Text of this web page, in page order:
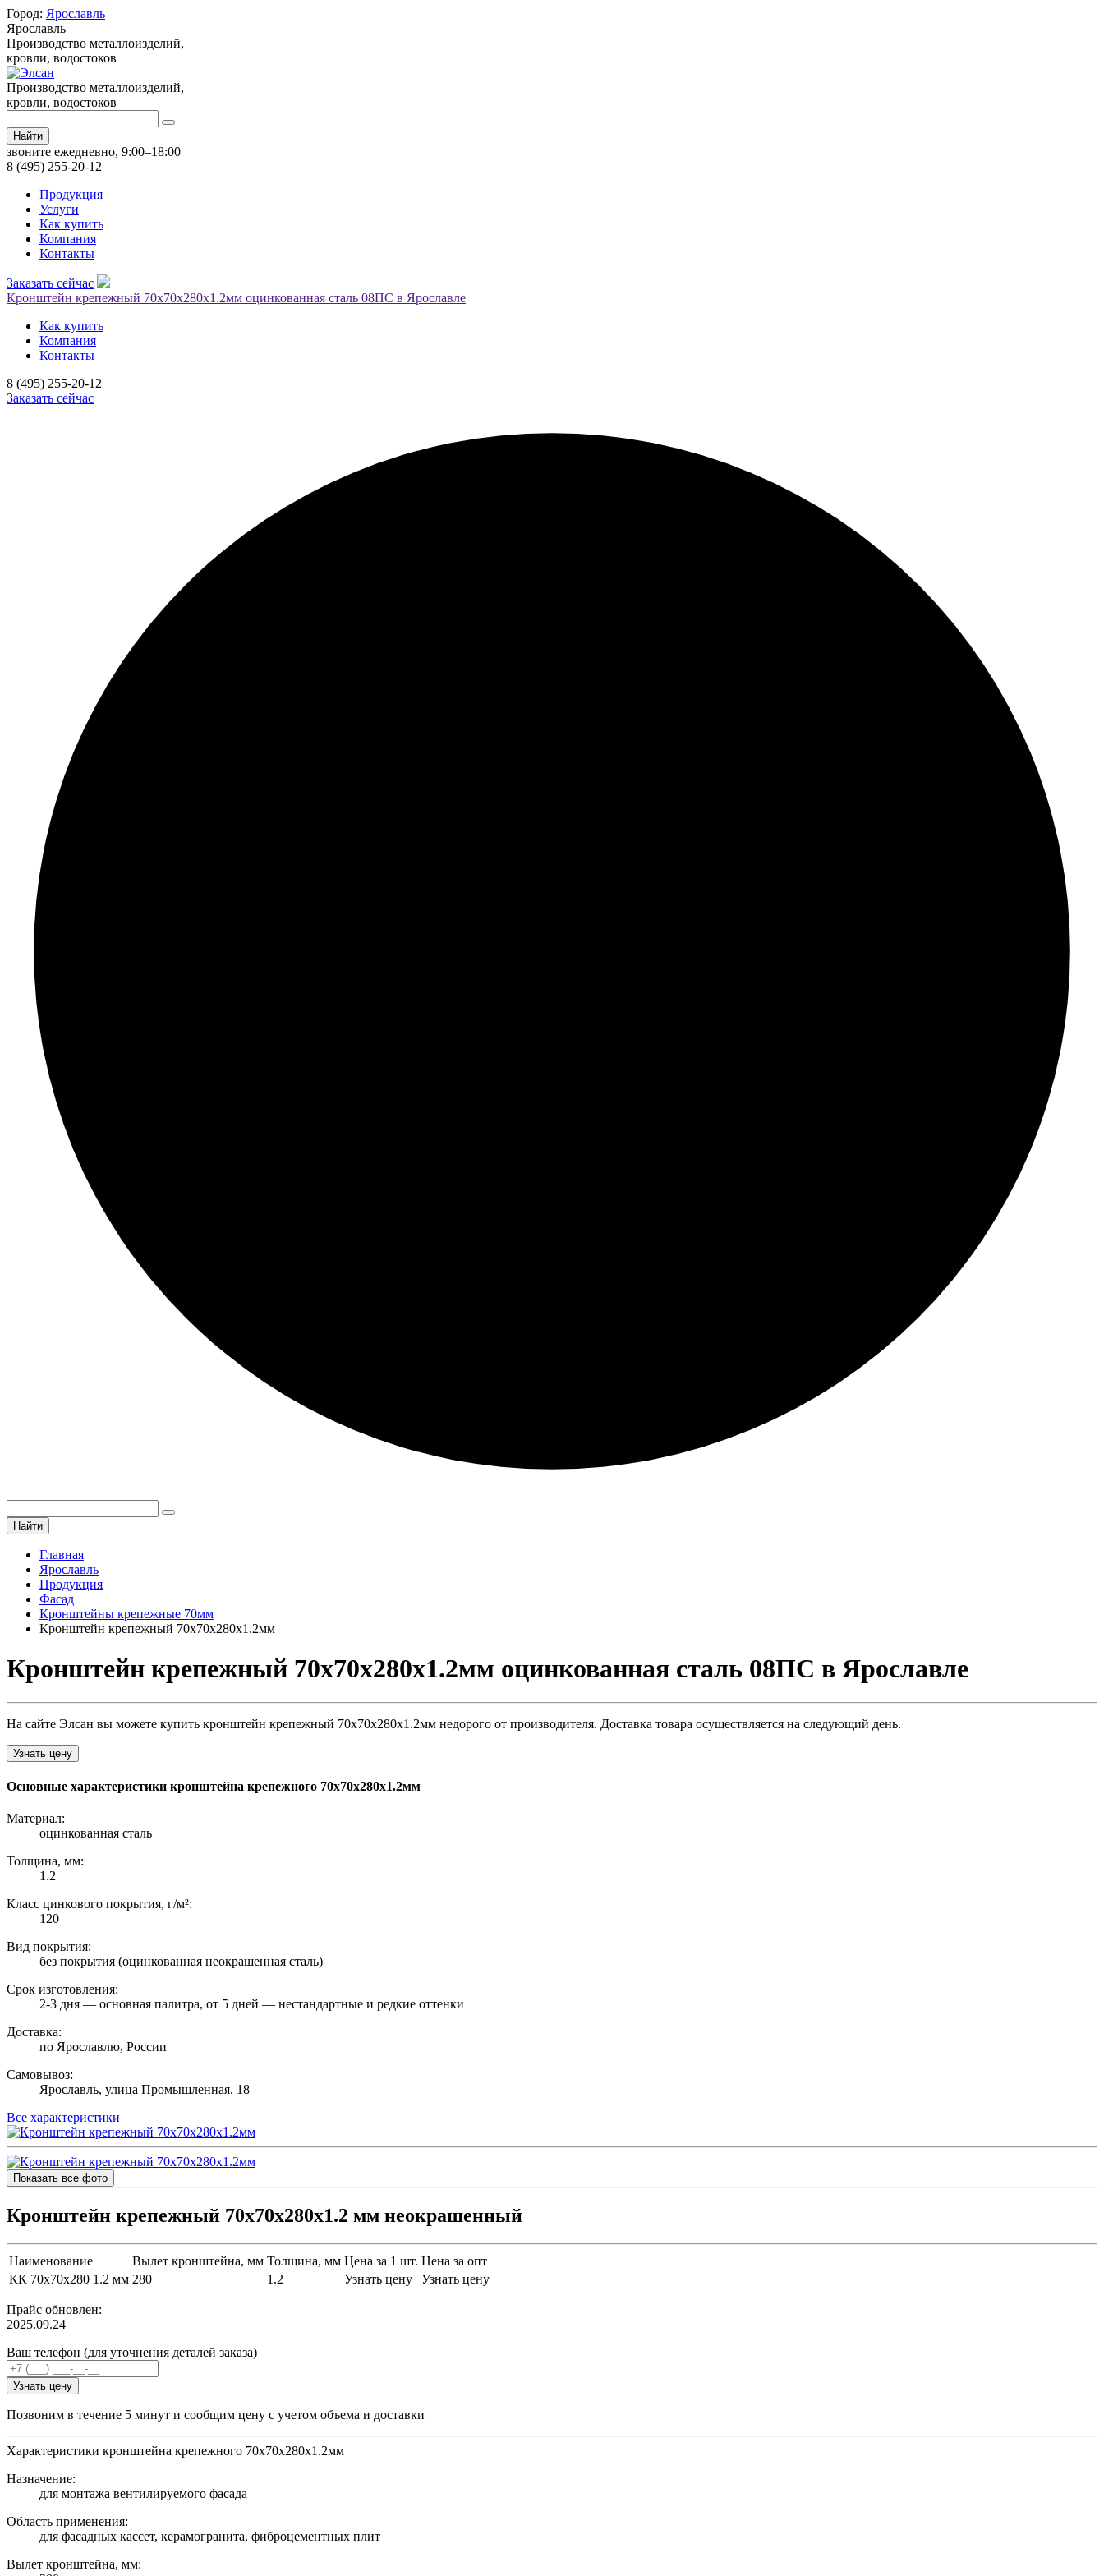
Город: Ярославль
Ярославль
Производство металлоизделий,
кровли, водостоков
Производство металлоизделий,
кровли, водостоков
Найти
звоните ежедневно, 9:00–18:00
8 (495) 255-20-12
Продукция
Услуги
Как купить
Компания
Контакты
Заказать сейчас
Кронштейн крепежный 70х70х280х1.2мм оцинкованная сталь 08ПС в Ярославле
Как купить
Компания
Контакты
8 (495) 255-20-12
Заказать сейчас
Найти
Главная
Ярославль
Продукция
Фасад
Кронштейны крепежные 70мм
Кронштейн крепежный 70х70х280х1.2мм
Кронштейн крепежный 70х70х280х1.2мм оцинкованная сталь 08ПС в Ярославле
На сайте Элсан вы можете купить кронштейн крепежный 70х70х280х1.2мм недорого от производителя. Доставка товара осуществляется на следующий день.
Узнать цену
Основные характеристики кронштейна крепежного 70х70х280х1.2мм
Материал:
оцинкованная сталь
Толщина, мм:
1.2
Класс цинкового покрытия, г/м²:
120
Вид покрытия:
без покрытия (оцинкованная неокрашенная сталь)
Срок изготовления:
2-3 дня — основная палитра, от 5 дней — нестандартные и редкие оттенки
Доставка:
по Ярославлю, России
Самовывоз:
Ярославль, улица Промышленная, 18
Все характеристики
Показать все фото
Кронштейн крепежный 70х70х280х1.2 мм неокрашенный
Наименование Вылет кронштейна, мм Толщина, мм Цена за 1 шт. Цена за опт
КК 70х70х280 1.2 мм 280 1.2 Узнать цену Узнать цену
Прайс обновлен:
2025.09.24
Ваш телефон (для уточнения деталей заказа)
Узнать цену
Позвоним в течение 5 минут и сообщим цену с учетом объема и доставки
Характеристики кронштейна крепежного 70х70х280х1.2мм
Назначение:
для монтажа вентилируемого фасада
Область применения:
для фасадных кассет, керамогранита, фиброцементных плит
Вылет кронштейна, мм: